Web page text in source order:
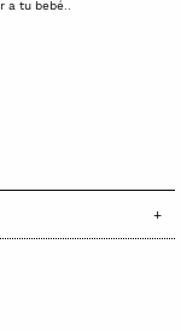
a tu bebé..